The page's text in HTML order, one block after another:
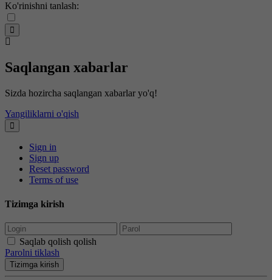
Ko'rinishni tanlash:
Saqlangan xabarlar
Sizda hozircha saqlangan xabarlar yo'q!
Yangiliklarni o'qish
Sign in
Sign up
Reset password
Terms of use
Tizimga kirish
Saqlab qolish qolish
Parolni tiklash
Tizimga kirish